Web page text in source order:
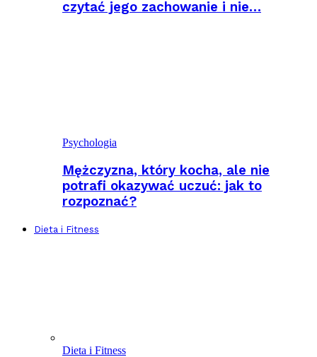
czytać jego zachowanie i nie…
Psychologia
Mężczyzna, który kocha, ale nie
potrafi okazywać uczuć: jak to
rozpoznać?
Dieta i Fitness
Dieta i Fitness